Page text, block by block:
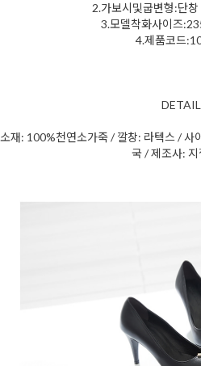
2.가보시및굽변형:단
3.모델착화사이즈
4.제품코드
DETAIL
소재: 100%천연소가죽 / 깔창: 라텍스 / 사
국 / 제조사: